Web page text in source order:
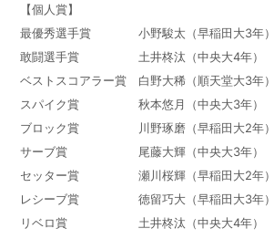
【個人賞】
最優秀選手賞 小野駿太（早稲田大3年）
敢闘選手賞 土井柊汰（中央大4年）
ベストスコアラー賞 白野大稀（順天堂大3年）
スパイク賞 秋本悠月（中央大3年）
ブロック賞 川野琢磨（早稲田大2年）
サーブ賞 尾藤大輝（中央大3年）
セッター賞 瀬川桜輝（早稲田大2年）
レシーブ賞 徳留巧大（早稲田大3年）
リベロ賞 土井柊汰（中央大4年）